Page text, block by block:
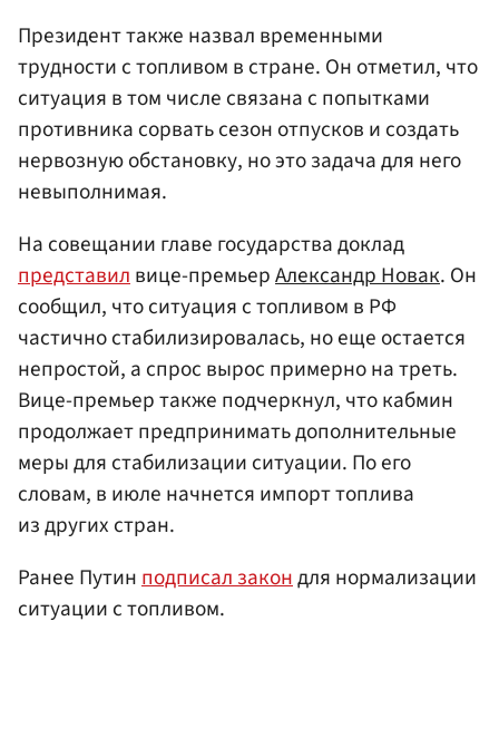
Президент также назвал временными
трудности с топливом в стране. Он отметил, что
ситуация в том числе связана с попытками
противника сорвать сезон отпусков и создать
нервозную обстановку, но это задача для него
невыполнимая.
На совещании главе государства доклад
представилвице-премьерАлександр Новак. Он
сообщил, что ситуация с топливом в РФ
частично стабилизировалась, но еще остается
непростой, а спрос вырос примерно на треть.
Вице-премьер также подчеркнул, что кабмин
продолжает предпринимать дополнительные
меры для стабилизации ситуации. По его
словам, в июле начнется импорт топлива
из других стран.
Ранее Путинподписал закондля нормализации
ситуации с топливом.